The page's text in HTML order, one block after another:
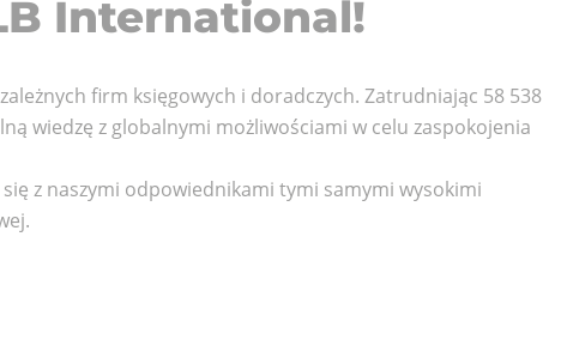
International!
firm księgowych i doradczych. Zatrudniając 58 538
wiedzę z globalnymi możliwościami w celu zaspokojenia
z naszymi odpowiednikami tymi samymi wysokimi